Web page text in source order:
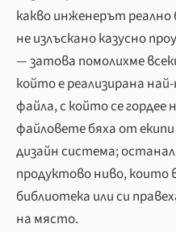
какво инженерът реално
не излъскано казусно
— затова помолихме
който е реализирана
файла, с който се
файловете бяха от
дизайн система;
продуктово ниво, които
библиотека или си
на място.